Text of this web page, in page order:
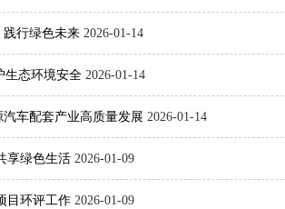
践行绿色未来 2026-01-14
生态环境安全 2026-01-14
车配套产业高质量发展 2026-01-14
享绿色生活 2026-01-09
目环评工作 2026-01-09